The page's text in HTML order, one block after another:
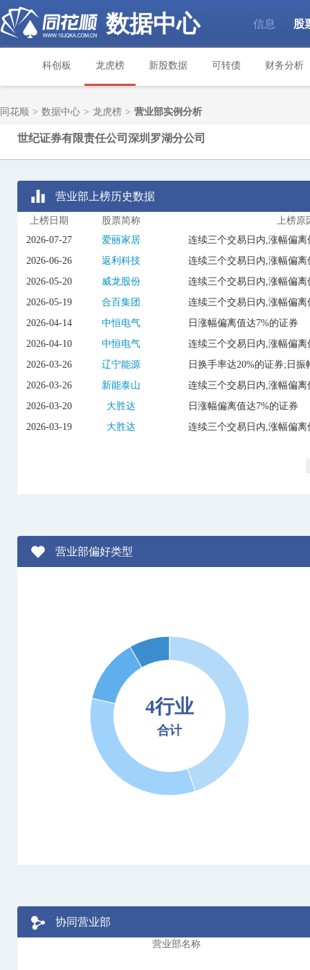
数据中心 信息 股
科创板 龙虎榜 新股数据 可转债 财务分析
同花顺 > 数据中心 > 龙虎榜 > 营业部实例分析
世纪证券有限责任公司深圳罗湖分公司
营业部上榜历史数据
上榜日期 股票简称
上榜原
2026-07-27
爱丽家居
连续三个交易日内,涨幅偏离
2026-06-26
返利科技
连续三个交易日内,涨幅偏离
2026-05-20
威龙股份
连续三个交易日内,涨幅偏离
2026-05-19
合百集团
连续三个交易日内,涨幅偏离
2026-04-14
中恒电气
日涨幅偏离值达7%的证券
2026-04-10
中恒电气
连续三个交易日内,涨幅偏离
2026-03-26
辽宁能源
日换手率达20%的证券;日振
2026-03-26
新能泰山
连续三个交易日内,涨幅偏离
2026-03-20
大胜达
日涨幅偏离值达7%的证券
2026-03-19
大胜达 连续三个交易日内,涨幅偏离
营业部偏好类型
4行业
合计
协同营业部
营业部名称